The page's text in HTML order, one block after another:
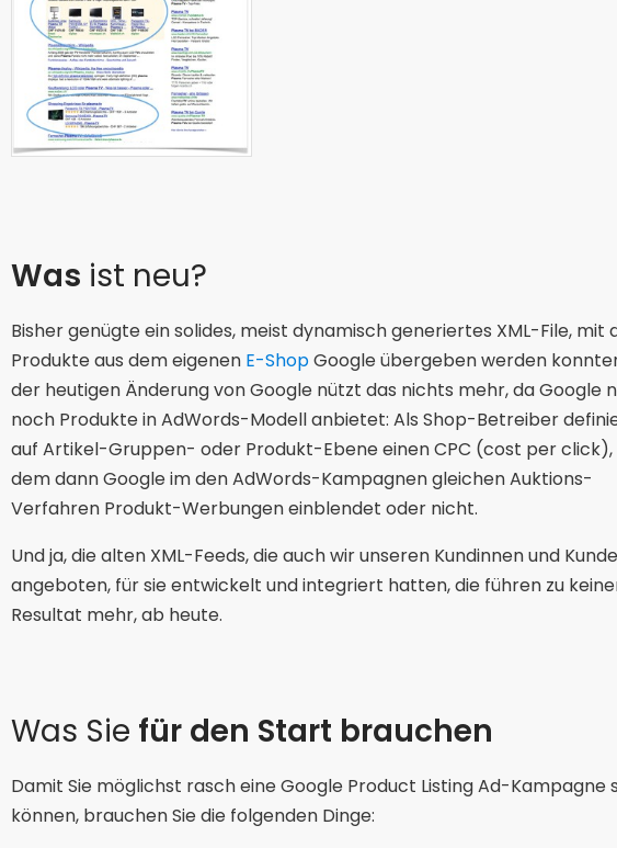
Was ist neu?
Bisher genügte ein solides, meist dynamisch generiertes XML-File, mit
Produkte aus dem eigenen E-ShopGoogle übergeben werden
der heutigen Änderung von Google nützt das nichts mehr, da Google
noch Produkte in AdWords-Modell anbietet: Als Shop-Betreiber
auf Artikel-Gruppen- oder Produkt-Ebene einen CPC (cost per
dem dann Google im den AdWords-Kampagnen gleichen Auktions-
Verfahren Produkt-Werbungen einblendet oder nicht.
Und ja, die alten XML-Feeds, die auch wir unseren Kundinnen und
angeboten, für sie entwickelt und integriert hatten, die führen zu
Resultat mehr, ab heute.
Was Sie für den Start brauchen
Damit Sie möglichst rasch eine Google Product Listing Ad-Kampagne
können, brauchen Sie die folgenden Dinge: